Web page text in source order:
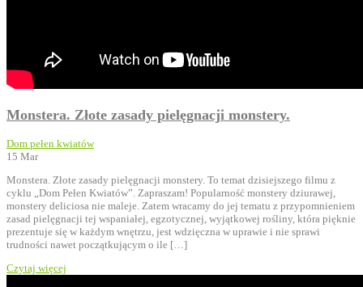
Monstera. Złote zasady pielęgnacji monstery.
Dom pełen kwiatów
15 Mar
Monstera. Złote zasady pielęgnacji monstery. To temat dzisiejszego filmu z
cyklu „Dom Pełen Kwiatów”. Zapraszam! Popularność monstery dziurawej,
monstery deliciosa nie maleje. Zatem wracamy do jej tematu z przypomnieniem
zasad pielęgnacji tej wspaniałej, egzotycznej, wyjątkowej rośliny, która pięknie
prezentuje się w każdym wnętrzu, jest wdzięczna w uprawie i nie sprawi
trudności nawet początkującym o ile […]
Czytaj więcej